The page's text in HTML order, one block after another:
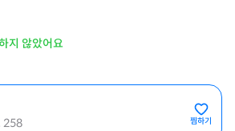
지 않았어요
258 찜하기